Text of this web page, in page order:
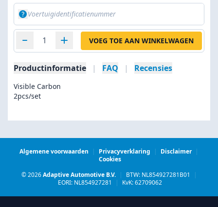
VOEG TOE AAN WINKELWAGEN
Productinformatie | FAQ | Recensies
Visible Carbon
2pcs/set
Algemene voorwaarden | Privacyverklaring | Disclaimer |
Cookies
© 2026Adaptive Automotive B.V. | BTW: NL854927281B01
|
EORI: NL854927281
| KvK: 62709062